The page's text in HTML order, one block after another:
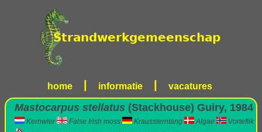
home informatie vacatures
Mastocarpus stellatus (Stackhouse) Guiry, 1984
Kernwier False Irish moss Kraussterntang Algae
Vorteflik